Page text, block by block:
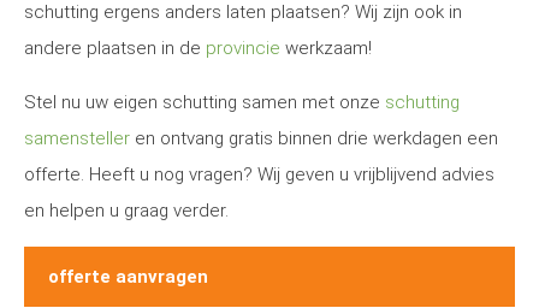
schutting ergens anders laten plaatsen? Wij zijn ook in
andere plaatsen in de provincie werkzaam!
Stel nu uw eigen schutting samen met onze schutting
samensteller en ontvang gratis binnen drie werkdagen een
offerte. Heeft u nog vragen? Wij geven u vrijblijvend advies
en helpen u graag verder.
offerte aanvragen